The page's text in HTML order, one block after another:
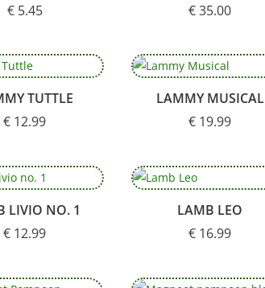
€5.45
€35.00
TUTTLE
€ 12.99
LAMMY MUSICAL
€ 19.99
LIVIO NO. 1
€ 12.99
LAMB LEO
€ 16.99